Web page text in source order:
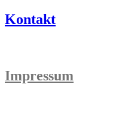
Kontakt
Impressum